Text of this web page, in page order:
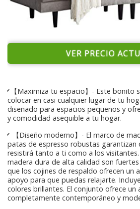
VER PRECIO
✔【Maximiza tu espacio】- Este bonito
colocar en casi cualquier lugar de tu
diseñado para espacios pequeños y
y comodidad asequible a tu hogar.
✔ 【Diseño moderno】- El marco de
patas de espresso robustas garantizan
resistirá tanto a ti como a los
madera dura de alta calidad son
que los cojines de respaldo ofrecen un
apoyo para que puedas relajarte.
colores brillantes. El conjunto ofrece un
completamente contemporáneo y